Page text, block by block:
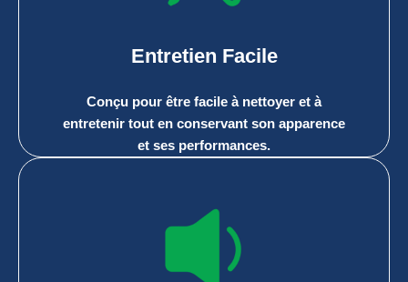
Entretien Facile
Conçu pour être facile à nettoyer et à
entretenir tout en conservant son apparence
et ses performances.